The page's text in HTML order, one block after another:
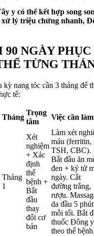
y có thể kết hợp song
lý triệu chứng nhanh,
90 NGÀY
TỪNG
nang tóc cần 3 tháng để
tế:
Tháng
Trọng
tâm
Việc cần làm
Tháng
1
Xét
nghiệm
+ Xác
định
thể
bệnh +
Bắt
đầu
thay
đổi cơ
bản
Làm xét
máu (ferritin,
TSH, CBC).
Bắt đầu ăn
đen + kỷ tử
ngày. Cắt
đường trắng,
rượu.
da đầu 5 phút
mỗi tối. Bắt
thuốc Đông y
theo thể bệnh.